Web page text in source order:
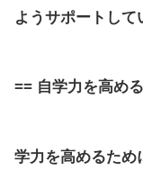
ようサポートして
== 自学力を高め
学力を高めるため